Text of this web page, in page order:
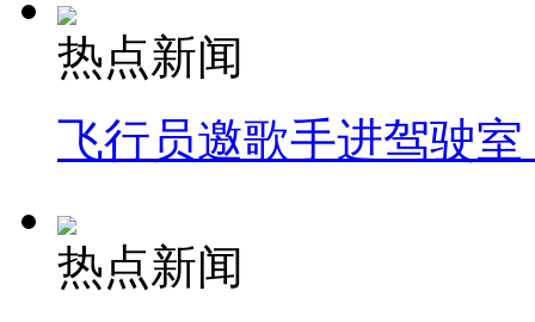
热点新闻
飞行员邀歌手进驾驶
热点新闻